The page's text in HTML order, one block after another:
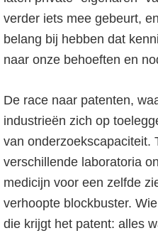
verder iets mee gebeurt,
belang bij hebben dat
naar onze behoeften en
De race naar patenten,
industrieën zich op
van onderzoekscapaciteit.
verschillende laboratoria
medicijn voor een zelfde
verhoopte blockbuster.
die krijgt het patent: alles